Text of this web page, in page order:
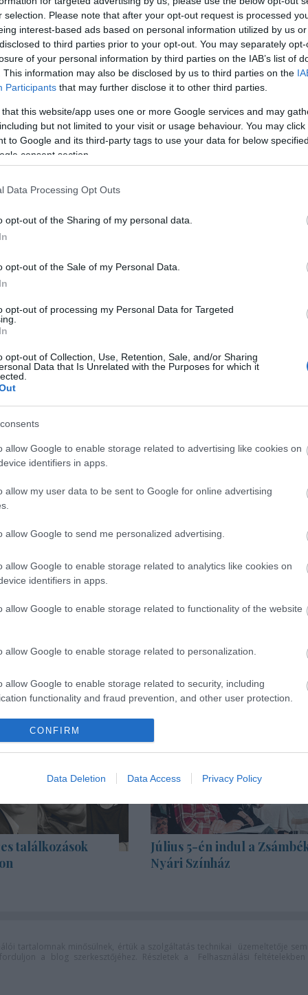
selection. Please note that after your opt-out request is processed
interest-based ads based on personal information utilized by us
to third parties prior to your opt-out. You may separately
of your personal information by third parties on the IAB’s list of
This information may also be disclosed by us to third parties on the
Participants that may further disclose it to other third parties.
that this website/app uses one or more Google services and may
but not limited to your visit or usage behaviour. You may
to Google and its third-party tags to use your data for below
consent section.
Data Processing Opt Outs
opt-out of the Sharing of my personal data.
opt-out of the Sale of my Personal Data.
opt-out of processing my Personal Data for Targeted
opt-out of Collection, Use, Retention, Sale, and/or Sharing
Data that Is Unrelated with the Purposes for which it
allow Google to enable storage related to advertising like cookies on
identifiers in apps.
allow my user data to be sent to Google for online advertising
allow Google to send me personalized advertising.
allow Google to enable storage related to analytics like cookies on
identifiers in apps.
allow Google to enable storage related to functionality of the website
allow Google to enable storage related to personalization.
allow Google to enable storage related to security, including
functionality and fraud prevention, and other user protection.
CONFIRM
Data Deletion Data Access Privacy Policy
egyformán helye van az életben. Különböző ízléseket
és nevelnek. Egyazon néző különböző ízlésválasztásait
Mint ahogy sivár volt a színház, ha átmenetileg
közös produkciójában, az esztétikai szerelőcsarnokban
színpadi kompozíciót készített Zsótér. A skót
költőnő ír származék, mint az angol irodalom nagy
fejezi ki magát. 18 évesen jelent meg nyomtatásban
élettársa a skót anyától, nigériai apától származó Jackie
(Homokos édességbolt) színpadán sikereket értek el.
ban bemutatott (Bill Morrisonnal) írt musicalje:
Sem irodalmi tarka est neves fővárosi művészek  Béres
Kata  közreműködésével. Kappanyos Balázs fordította
a közbeszéd szépségére, a költőnő humorának és
színészek a nehéz szövegeket nem hagyományos és
támaszkodnak mankóként orgánumuk szépségére.
Higgadtan ülnek vagy állnak a térben. Bízva
trónolnak a tér s a nézőtér fölött. Kiszellőzött
a meghatni vágyás megannyi olcsó fortélya.
Venczel legtárgyilagosabb emberi tapasztalataival
Vörös Eszter pedig ízes magánhangzóinak megőrzött
Weber Kata helyzete életkoránál fogva a
tapasztalataik súlyával, személyiségük
szolgáló összpontosítással mond szöveget. Feladata
cikke. Szerző: M.G.P. A teljes cikket itt olvashatja
találkozások
Július 5-én indul a
Nyári Színház